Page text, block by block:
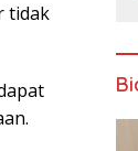
tidak